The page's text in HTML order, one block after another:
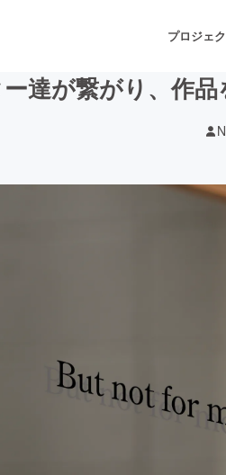
プロジェ
ェット
性化
達が繋がり、作